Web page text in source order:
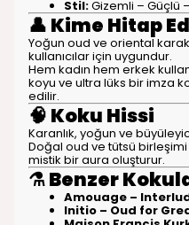
Stil:Gizemli – Güçlü
👤 Kime Hitap
Yoğun oud ve oriental
kullanıcılar için uygundur.
Hem kadın hem erkek
koyu ve ultra lüks bir imza
edilir.
🧠 Koku Hissi
Karanlık, yoğun ve
Doğal oud ve tütsü
mistik bir aura oluşturur.
⚗️Benzer
Amouage –
Initio – Oud for